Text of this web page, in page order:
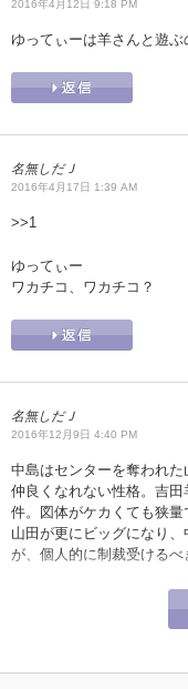
2016年4月12日 9:18 PM
ゆってぃーは羊さんと遊
名無しだＪ
2016年4月17日 1:39 AM
>>1
ゆってぃー
ワカチコ、ワカチコ？
名無しだＪ
2016年12月9日 4:40 PM
中島はセンターを奪われ
仲良くなれない性格。吉
件。図体がケカくても狭量
山田が更にビッグになり
が、個人的に制裁受けるべ